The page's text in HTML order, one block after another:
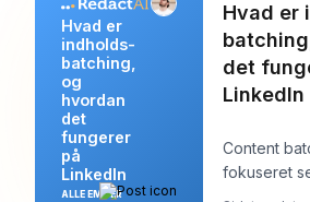
Hvad er
indholds-
batching,
og
hvordan
det
fungerer
på
LinkedIn
ALLE EMNER
Hvad er
det
LinkedIn
Content
fokuseret
laver flere